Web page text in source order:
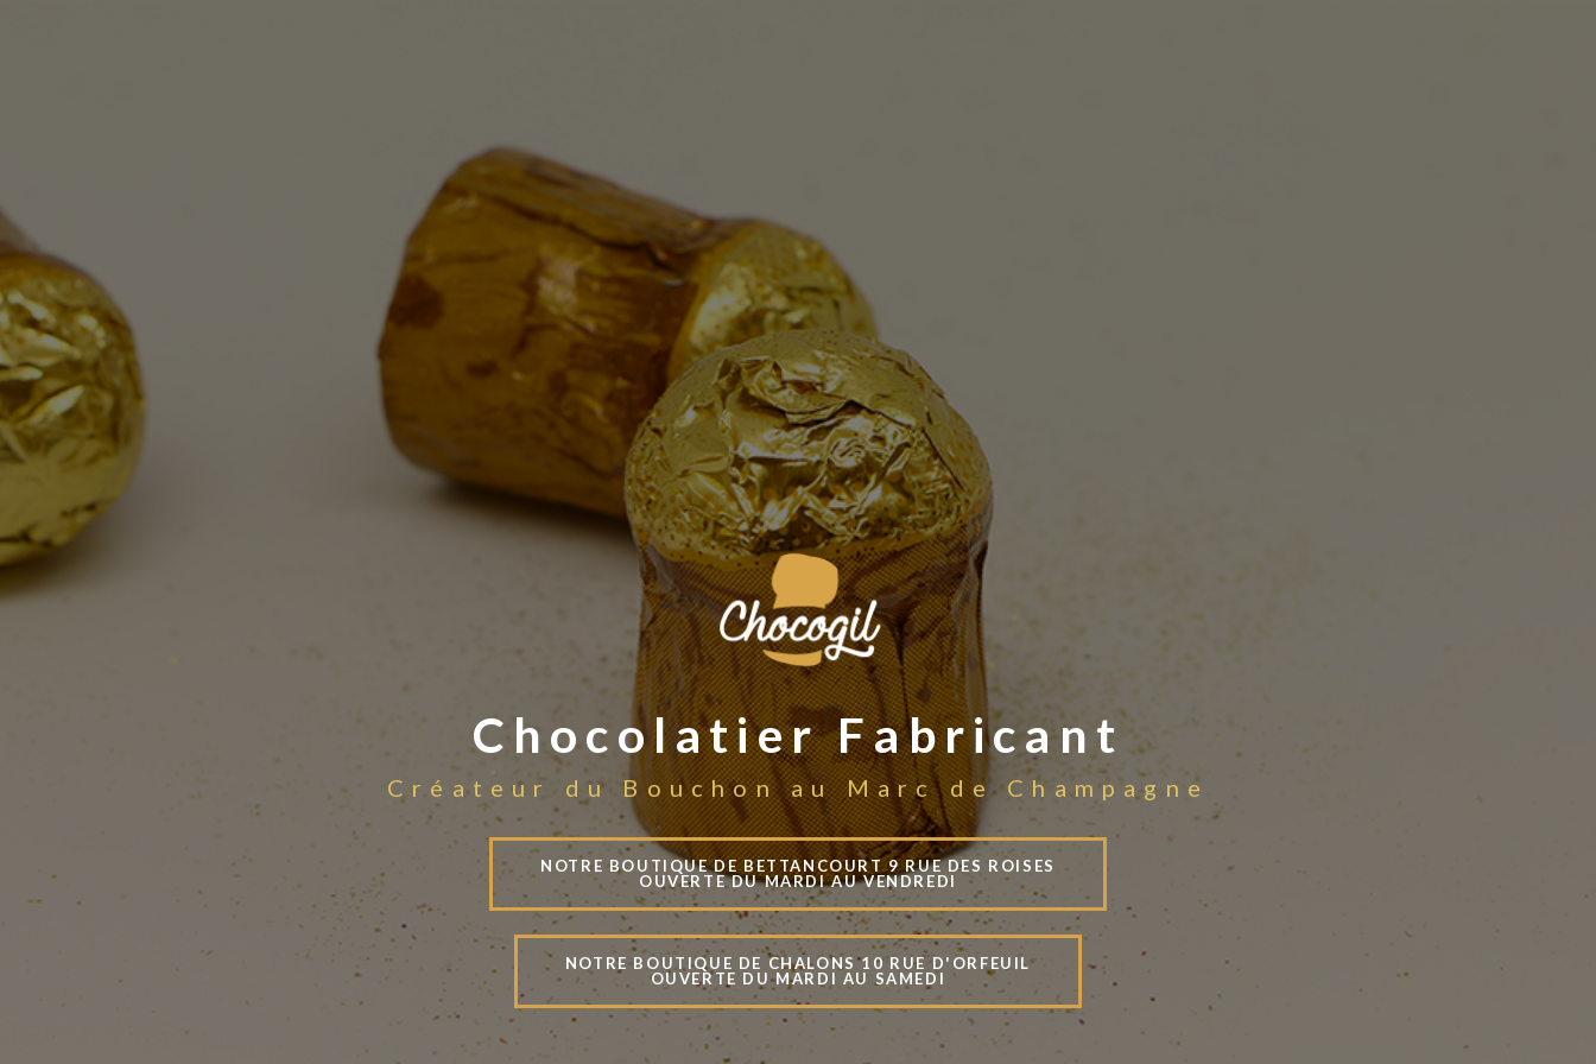
Chocolatier Fabricant
Créateur du Bouchon au Marc de Champagne
NOTRE BOUTIQUE DE BETTANCOURT 9 RUE DES ROISES
OUVERTE DU MARDI AU VENDREDI
NOTRE BOUTIQUE DE CHALONS 10 RUE D'ORFEUIL
OUVERTE DU MARDI AU SAMEDI